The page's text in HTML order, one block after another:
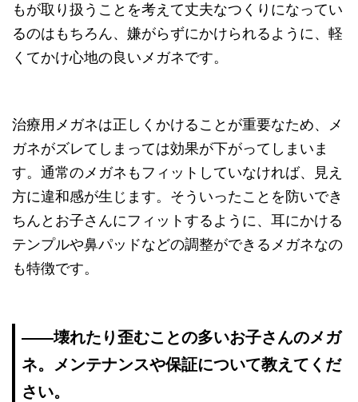
もが取り扱うことを考えて丈夫なつくりになってい
るのはもちろん、嫌がらずにかけられるように、軽
くてかけ心地の良いメガネです。
治療用メガネは正しくかけることが重要なため、メ
ガネがズレてしまっては効果が下がってしまいま
す。通常のメガネもフィットしていなければ、見え
方に違和感が生じます。そういったことを防いでき
ちんとお子さんにフィットするように、耳にかける
テンプルや鼻パッドなどの調整ができるメガネなの
も特徴です。
――壊れたり歪むことの多いお子さんのメガ
ネ。メンテナンスや保証について教えてくだ
さい。